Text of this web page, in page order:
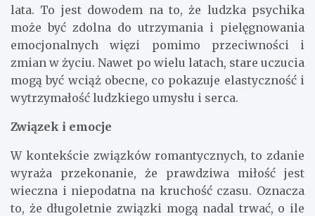
lata. To jest dowodem na to, że ludzka psychika
może być zdolna do utrzymania i pielęgnowania
emocjonalnych więzi pomimo przeciwności i
zmian w życiu. Nawet po wielu latach, stare uczucia
mogą być wciąż obecne, co pokazuje elastyczność i
wytrzymałość ludzkiego umysłu i serca.
Związek i emocje
W kontekście związków romantycznych, to zdanie
wyraża przekonanie, że prawdziwa miłość jest
wieczna i niepodatna na kruchość czasu. Oznacza
to, że długoletnie związki mogą nadal trwać, o ile